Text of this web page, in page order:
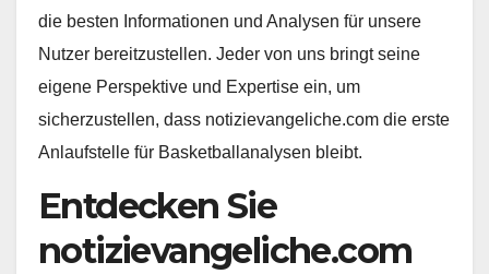
die besten Informationen und Analysen für unsere
Nutzer bereitzustellen. Jeder von uns bringt seine
eigene Perspektive und Expertise ein, um
sicherzustellen, dass notizievangeliche.com die erste
Anlaufstelle für Basketballanalysen bleibt.
Entdecken Sie
notizievangeliche.com